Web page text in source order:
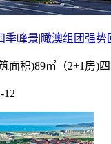
峰景|瞰澳组团强势
面积)89㎡（2+1房)
12